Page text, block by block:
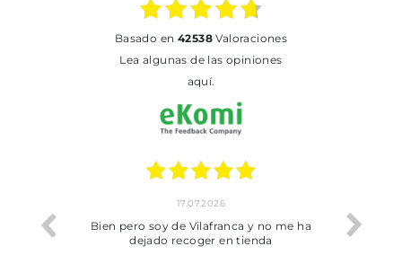
basado en 42538Valoraciones
Lea algunas de las opiniones
aquí.
trobat
17.07.2026
Bien pero soy de Vilafranca y no me ha
dejado recoger en tienda